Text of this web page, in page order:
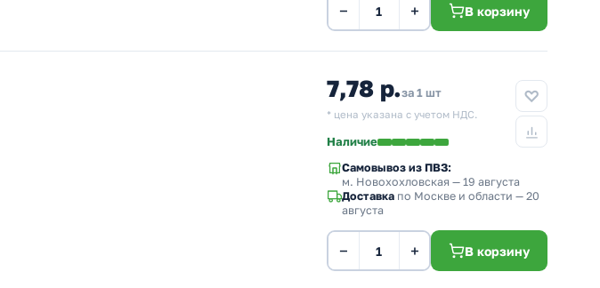
− + В корзину
7,78 р.за 1 шт
* цена указана с учетом НДС.
Наличие
Самовывоз из ПВЗ:
м. Новохохловская — 19 августа
Доставка по Москве и области — 20
августа
− + В корзину